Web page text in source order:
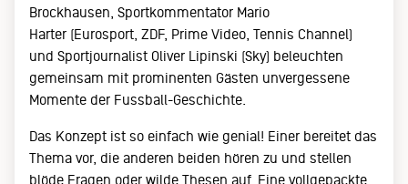
Brockhausen, Sportkommentator Mario
Harter (Eurosport, ZDF, Prime Video, Tennis Channel)
und Sportjournalist Oliver Lipinski (Sky) beleuchten
gemeinsam mit prominenten Gästen unvergessene
Momente der Fussball-Geschichte.
Das Konzept ist so einfach wie genial! Einer bereitet das
Thema vor, die anderen beiden hören zu und stellen
blöde Fragen oder wilde Thesen auf. Eine vollgepackte